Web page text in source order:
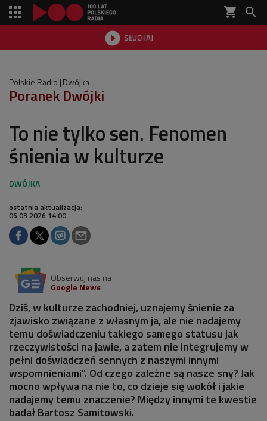
shopping_cart 
 SŁUCHAJ

Polskie Radio Dwójka
Poranek Dwójki
To nie tylko sen. Fenomen
śnienia w kulturze
ostatnia aktualizacja:
06.03.2026 14:00
Obserwuj nas na
Google News
Dziś, w kulturze zachodniej, uznajemy śnienie za
zjawisko związane z własnym ja, ale nie nadajemy
temu doświadczeniu takiego samego statusu jak
rzeczywistości na jawie, a zatem nie integrujemy w
pełni doświadczeń sennych z naszymi innymi
wspomnieniami". Od czego zależne są nasze sny? Jak
mocno wpływa na nie to, co dzieje się wokół i jakie
nadajemy temu znaczenie? Między innymi te kwestie
badał Bartosz Samitowski.